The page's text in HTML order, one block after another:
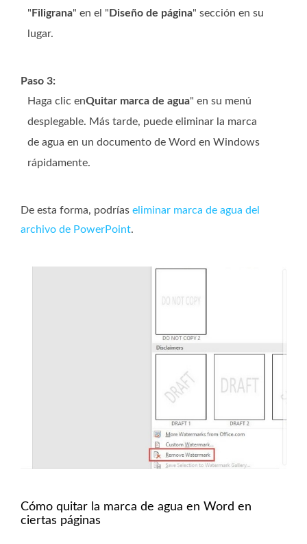
"Filigrana" en el "Diseño de página" sección en su
lugar.
Paso 3:
Haga clic enQuitar marca de agua" en su menú
desplegable. Más tarde, puede eliminar la marca
de agua en un documento de Word en Windows
rápidamente.
De esta forma, podrías eliminar marca de agua del
archivo de PowerPoint.
Cómo quitar la marca de agua en Word en
ciertas páginas